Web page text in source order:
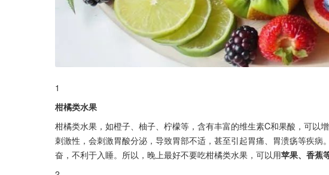
1
柑橘类水果
柑橘类水果，如橙子、柚子、柠檬等，含有丰富的维生素C和果酸，可以
刺激性，会刺激胃酸分泌，导致胃部不适，甚至引起胃痛、胃溃疡等疾
奋，不利于入睡。所以，晚上最好不要吃柑橘类水果，可以用苹果、香蕉